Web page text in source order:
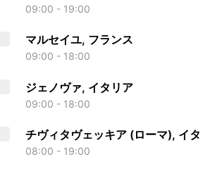
09:00 - 19:00
マルセイユ, フランス
09:00 - 18:00
ジェノヴァ, イタリア
09:00 - 18:00
チヴィタヴェッキア (ローマ), イ
08:00 - 19:00